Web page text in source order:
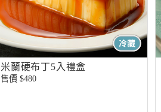
米蘭硬布丁5入禮盒
售價 $480